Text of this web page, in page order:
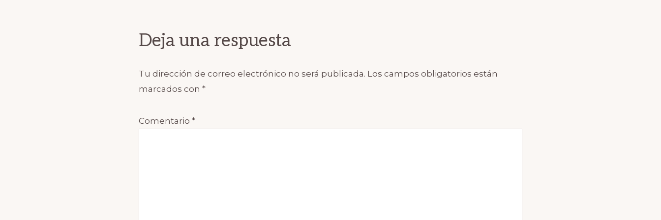
Interactions
Deja una respuesta
Tu dirección de correo electrónico no será publicada. Los campos obligatorios están
marcados con *
Comentario *